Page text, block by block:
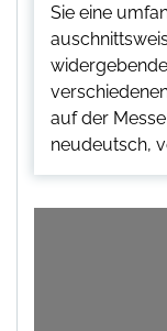
Sie eine
auf der
neudeutsch,